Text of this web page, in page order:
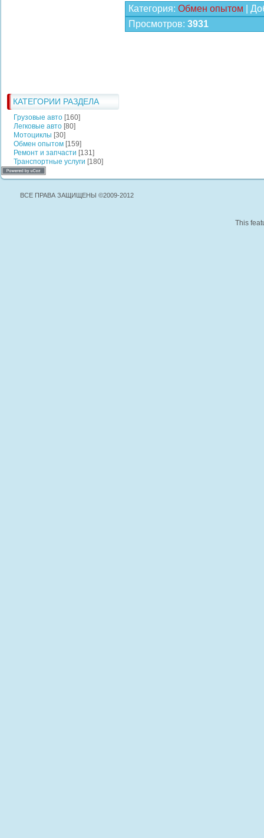
КАТЕГОРИИ РАЗДЕЛА
Грузовые авто [160]
Легковые авто [80]
Мотоциклы [30]
Обмен опытом [159]
Ремонт и запчасти [131]
Транспортные услуги [180]
Категория: Обмен опытом
Просмотров: 3931
ВСЕ ПРАВА ЗАЩИЩЕНЫ ©2009-2012
This